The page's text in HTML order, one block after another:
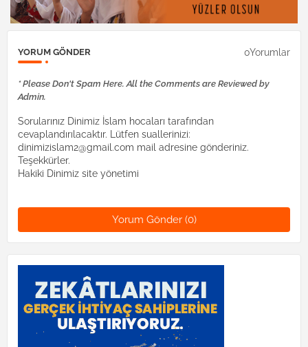
YORUM GÖNDER 0Yorumlar
* Please Don't Spam Here. All the Comments are Reviewed by
Admin.
Sorularınız Dinimiz İslam hocaları tarafından
cevaplandırılacaktır. Lütfen suallerinizi:
dinimizislam2@gmail.com mail adresine gönderiniz.
Teşekkürler.
Hakiki Dinimiz site yönetimi
Yorum Gönder (0)